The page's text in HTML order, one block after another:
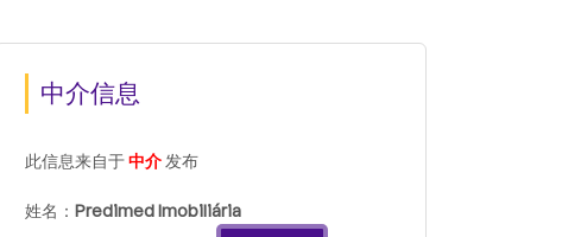
中介信息
此信息来自于中介发布
姓名： Predimed Imobiliária